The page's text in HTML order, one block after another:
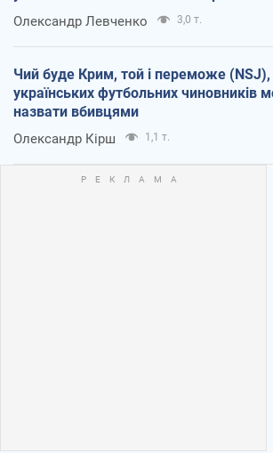
Олександр Левченко 3,0 т.
Чий буде Крим, той і переможе (NSJ),
українських футбольних чиновників
назвати вбивцями
Олександр Кірш 1,1 т.